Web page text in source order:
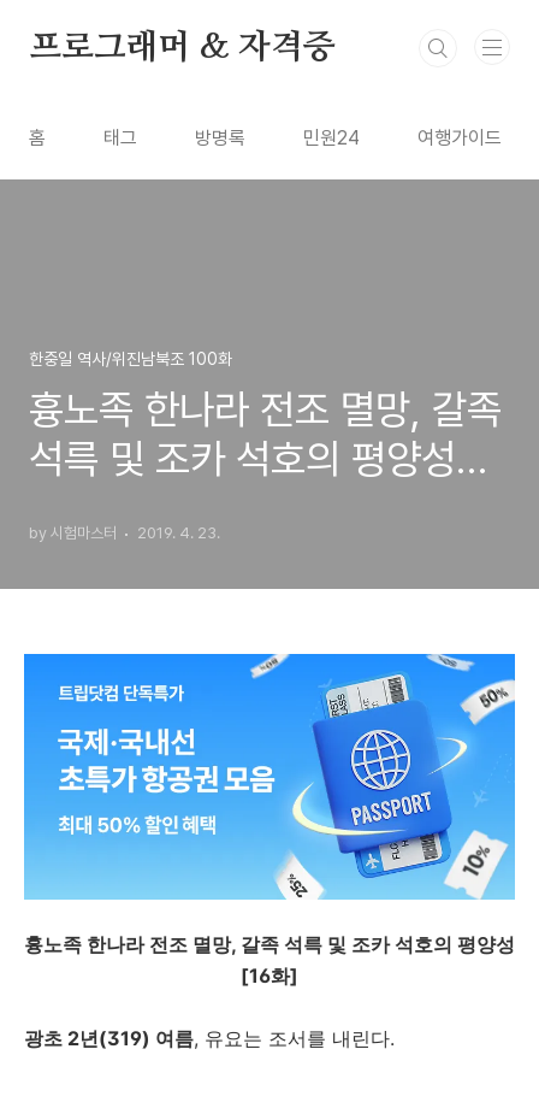
프로그래머 & 자격증
홈 태그 방명록 민원24 여행가이드
한중일 역사/위진남북조 100화
흉노족 한나라 전조 멸망, 갈족
석륵 및 조카 석호의 평양성
by 시험마스터 2019. 4. 23.
흉노족 한나라 전조 멸망, 갈족 석륵 및 조카 석호의 평양성
[16화]
광초 2년(319) 여름, 유요는 조서를 내린다.